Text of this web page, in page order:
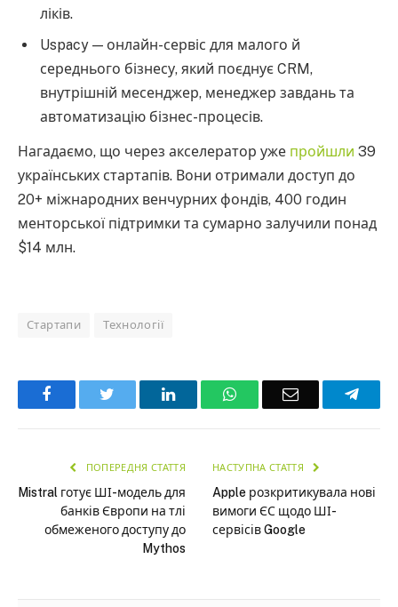
ліків.
Uspacy — онлайн-сервіс для малого й
середнього бізнесу, який поєднує CRM,
внутрішній месенджер, менеджер завдань та
автоматизацію бізнес-процесів.
Нагадаємо, що через акселератор уже пройшли 39
українських стартапів. Вони отримали доступ до
20+ міжнародних венчурних фондів, 400 годин
менторської підтримки та сумарно залучили понад
$14 млн.
Стартапи Технології
Facebook LinkedInWhatsAppEmail
ПОПЕРЕДНЯ СТАТТЯ
Mistral готує ШІ-модель для
банків Європи на тлі
обмеженого доступу до
Mythos
НАСТУПНА СТАТТЯ
Apple розкритикувала нові
вимоги ЄС щодо ШІ-
сервісів Google